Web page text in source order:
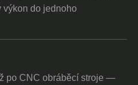
výkon do jednoho
po CNC obráběcí stroje —